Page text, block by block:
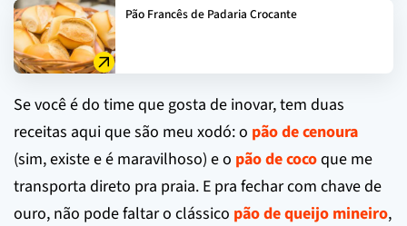
Pão Francês de Padaria Crocante
Se você é do time que gosta de inovar, tem duas
receitas aqui que são meu xodó: o pão de cenoura
(sim, existe e é maravilhoso) e o pão de cocoque me
transporta direto pra praia. E pra fechar com chave de
ouro, não pode faltar o clássico pão de queijo mineiro,